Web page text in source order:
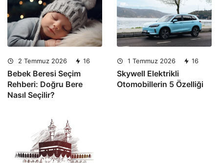
2 Temmuz 2026 16
Bebek Beresi Seçim
Rehberi: Doğru Bere
Nasıl Seçilir?
1 Temmuz 2026 16
Skywell Elektrikli
Otomobillerin 5 Özelliği